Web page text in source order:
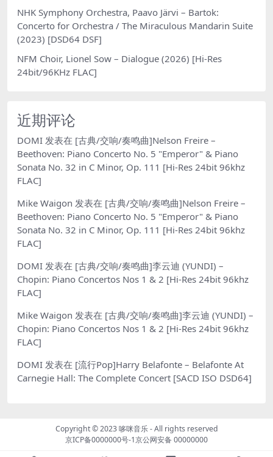
NHK Symphony Orchestra, Paavo Järvi – Bartok:
Concerto for Orchestra / The Miraculous Mandarin Suite
(2023) [DSD64 DSF]
NFM Choir, Lionel Sow – Dialogue (2026) [Hi-Res
24bit/96KHz FLAC]
近期评论
DOMI 发表在 [古典/交响/奏鸣曲]Nelson Freire –
Beethoven: Piano Concerto No. 5 "Emperor" & Piano
Sonata No. 32 in C Minor, Op. 111 [Hi-Res 24bit 96khz
FLAC]
Mike Waigon 发表在 [古典/交响/奏鸣曲]Nelson Freire –
Beethoven: Piano Concerto No. 5 "Emperor" & Piano
Sonata No. 32 in C Minor, Op. 111 [Hi-Res 24bit 96khz
FLAC]
DOMI 发表在 [古典/交响/奏鸣曲]李云迪 (YUNDI) –
Chopin: Piano Concertos Nos 1 & 2 [Hi-Res 24bit 96khz
FLAC]
Mike Waigon 发表在 [古典/交响/奏鸣曲]李云迪 (YUNDI) –
Chopin: Piano Concertos Nos 1 & 2 [Hi-Res 24bit 96khz
FLAC]
DOMI 发表在 [流行Pop]Harry Belafonte – Belafonte At
Carnegie Hall: The Complete Concert [SACD ISO DSD64]
Copyright © 2023哆咪音乐- All rights reserved
京ICP备0000000号-1京公网安备 00000000